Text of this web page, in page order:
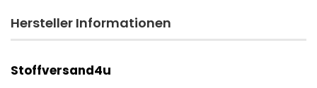
Hersteller Informationen
Stoffversand4u